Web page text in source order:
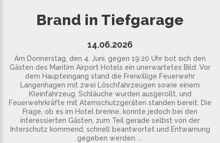
Brand in Tiefgarage
14.06.2026
Am Donnerstag, den 4. Juni, gegen 19:20 Uhr bot sich den
Gästen des Maritim Airport Hotels ein unerwartetes Bild: Vor
dem Haupteingang stand die Freiwillige Feuerwehr
Langenhagen mit zwei Löschfahrzeugen sowie einem
Kleinfahrzeug. Schläuche wurden ausgerollt, und
Feuerwehrkräfte mit Atemschutzgeräten standen bereit. Die
Frage, ob es im Hotel brenne, konnte jedoch bei den
interessierten Gästen, zum Teil gerade selbst von der
Interschutz kommend, schnell beantwortet und Entwarnung
gegeben werden. ...